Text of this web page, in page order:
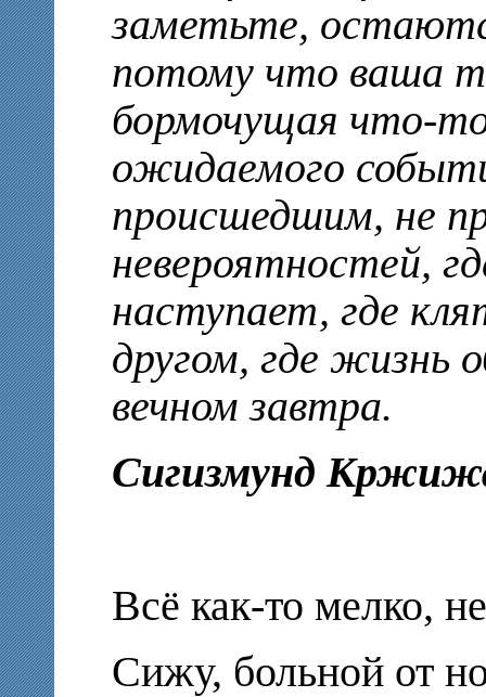
заметьте,
потому что ваша
бормочущая что-
ожидаемого
происшедшим, не
невероятностей,
наступает, где
другом, где жизнь
вечном завтра.
Сигизмунд
Всё как-то мелко,
Сижу, больной от